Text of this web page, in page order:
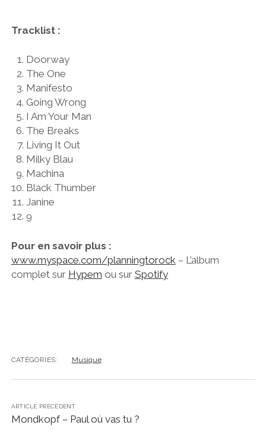
Tracklist :
Doorway
The One
Manifesto
Going Wrong
I Am Your Man
The Breaks
Living It Out
Milky Blau
Machina
Black Thumber
Janine
9
Pour en savoir plus :
www.myspace.com/planningtorock – L’album
complet sur Hypem ou sur Spotify
CATÉGORIES: Musique
ARTICLE PRÉCÉDENT
Mondkopf – Paul où vas tu ?